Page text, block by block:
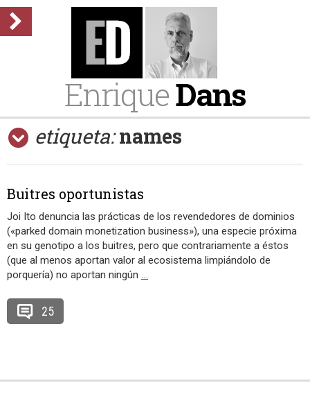
EnriqueDans
etiqueta: names
Buitres oportunistas
Joi Ito denuncia las prácticas de los revendedores de dominios
(«parked domain monetization business»), una especie próxima
en su genotipo a los buitres, pero que contrariamente a éstos
(que al menos aportan valor al ecosistema limpiándolo de
porquería) no aportan ningún …
25